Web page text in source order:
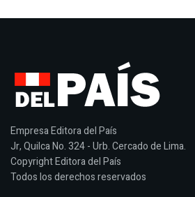
Empresa Editora del País
Jr, Quilca No. 324 - Urb. Cercado de Lima.
Copyright Editora del País
Todos los derechos reservados